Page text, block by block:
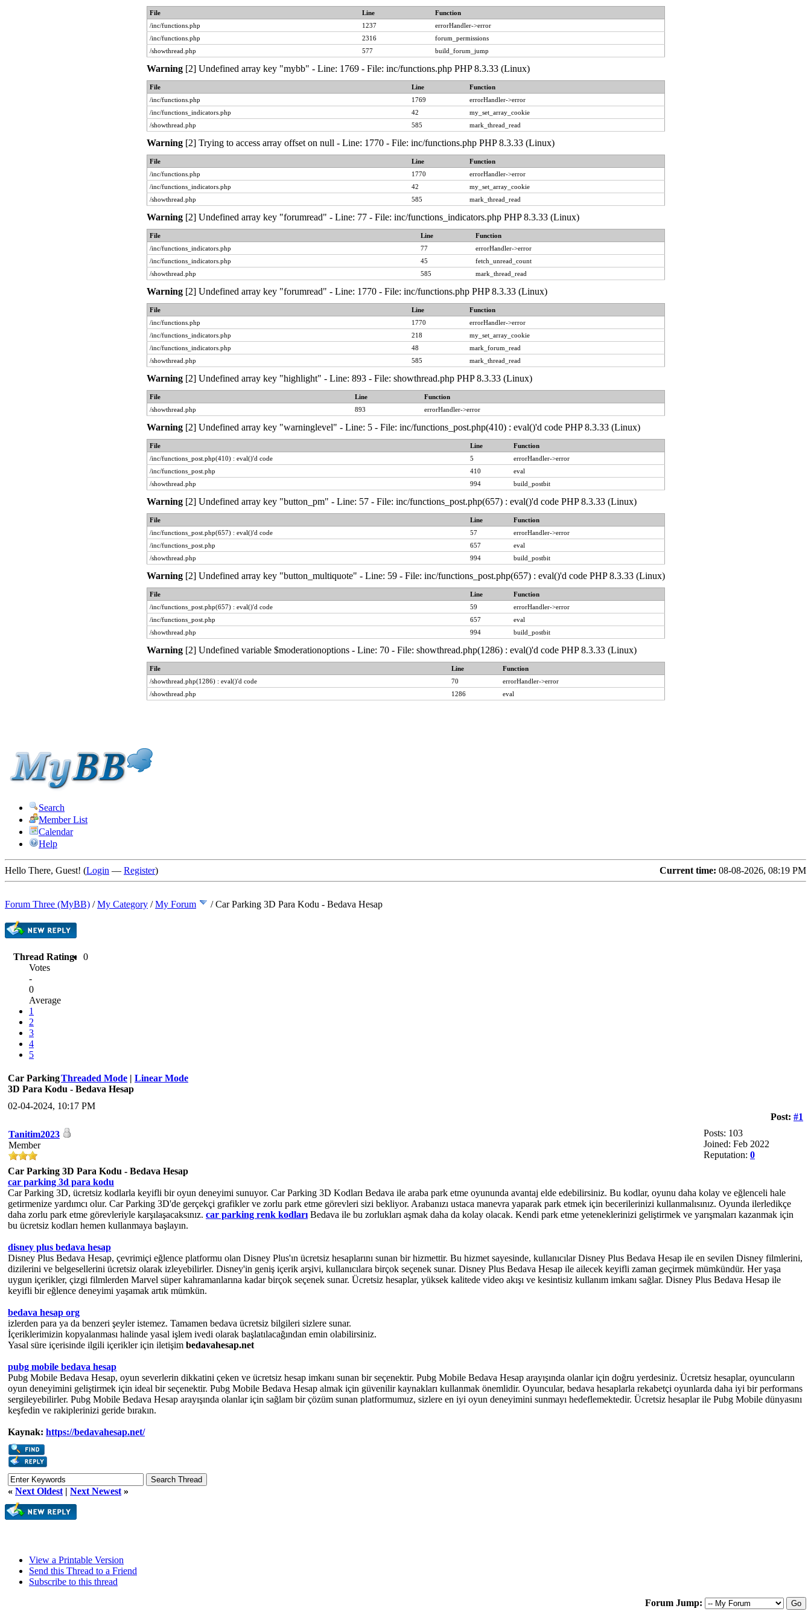
File Line
Function
/inc/functions.php
1237
errorHandler->error
/inc/functions.php
2316
forum_permissions
/showthread.php
577 build_forum_jump
Warning[2] Undefined array key "mybb" - Line: 1769 - File: inc/functions.php PHP 8.3.33 (Linux)
File Line
Function
/inc/functions.php
1769
errorHandler->error
/inc/functions_indicators.php
42
my_set_array_cookie
/showthread.php
585 mark_thread_read
Warning[2] Trying to access array offset on null - Line: 1770 - File: inc/functions.php PHP 8.3.33 (Linux)
File Line
Function
/inc/functions.php
1770
errorHandler->error
/inc/functions_indicators.php
42
my_set_array_cookie
/showthread.php
585 mark_thread_read
Warning[2] Undefined array key "forumread" - Line: 77 - File: inc/functions_indicators.php PHP 8.3.33 (Linux)
File Line
Function
/inc/functions_indicators.php
77
errorHandler->error
/inc/functions_indicators.php
45
fetch_unread_count
/showthread.php
585 mark_thread_read
Warning[2] Undefined array key "forumread" - Line: 1770 - File: inc/functions.php PHP 8.3.33 (Linux)
File Line
Function
/inc/functions.php
1770
errorHandler->error
/inc/functions_indicators.php
218
my_set_array_cookie
/inc/functions_indicators.php
48
mark_forum_read
/showthread.php
585 mark_thread_read
Warning[2] Undefined array key "highlight" - Line: 893 - File: showthread.php PHP 8.3.33 (Linux)
File Line
Function
/showthread.php
893 errorHandler->error
Warning[2] Undefined array key "warninglevel" - Line: 5 - File: inc/functions_post.php(410) : eval()'d code PHP 8.3.33 (Linux)
File Line
Function
/inc/functions_post.php(410) : eval()'d code
5
errorHandler->error
/inc/functions_post.php
410
eval
/showthread.php
994 build_postbit
Warning[2] Undefined array key "button_pm" - Line: 57 - File: inc/functions_post.php(657) : eval()'d code PHP 8.3.33 (Linux)
File Line
Function
/inc/functions_post.php(657) : eval()'d code
57
errorHandler->error
/inc/functions_post.php
657
eval
/showthread.php
994 build_postbit
Warning[2] Undefined array key "button_multiquote" - Line: 59 - File: inc/functions_post.php(657) : eval()'d code PHP 8.3.33 (Linux)
File Line
Function
/inc/functions_post.php(657) : eval()'d code
59
errorHandler->error
/inc/functions_post.php
657
eval
/showthread.php
994 build_postbit
Warning[2] Undefined variable $moderationoptions - Line: 70 - File: showthread.php(1286) : eval()'d code PHP 8.3.33 (Linux)
File Line
Function
/showthread.php(1286) : eval()'d code
70
errorHandler->error
/showthread.php
1286 eval
Search
Member List
Calendar
Help
Current time: 08-08-2026, 08:19 PM
Hello There, Guest! (Login — Register)
Forum Three (MyBB) /My Category /My Forum /Car Parking 3D Para Kodu - Bedava Hesap
Thread Rating:
0
Votes
-
0
Average
1
2
3
4
5
Threaded Mode | Linear Mode
Car Parking
3D Para Kodu - Bedava Hesap
02-04-2024, 10:17 PM
Post: #1
Tanitim2023
Member
Posts: 103
Joined: Feb 2022
Reputation: 0
Car Parking 3D Para Kodu - Bedava Hesap
car parking 3d para kodu
Car Parking 3D, ücretsiz kodlarla keyifli bir oyun deneyimi sunuyor. Car Parking 3D Kodları Bedava ile araba park etme oyununda avantaj elde edebilirsiniz. Bu kodlar, oyunu daha kolay ve eğlenceli hale
getirmenize yardımcı olur. Car Parking 3D'de gerçekçi grafikler ve zorlu park etme görevleri sizi bekliyor. Arabanızı ustaca manevra yaparak park etmek için becerilerinizi kullanmalısınız. Oyunda ilerledikçe
daha zorlu park etme görevleriyle karşılaşacaksınız. car parking renk kodları Bedava ile bu zorlukları aşmak daha da kolay olacak. Kendi park etme yeteneklerinizi geliştirmek ve yarışmaları kazanmak için
bu ücretsiz kodları hemen kullanmaya başlayın.
disney plus bedava hesap
Disney Plus Bedava Hesap, çevrimiçi eğlence platformu olan Disney Plus'ın ücretsiz hesaplarını sunan bir hizmettir. Bu hizmet sayesinde, kullanıcılar Disney Plus Bedava Hesap ile en sevilen Disney filmlerini,
dizilerini ve belgesellerini ücretsiz olarak izleyebilirler. Disney'in geniş içerik arşivi, kullanıcılara birçok seçenek sunar. Disney Plus Bedava Hesap ile ailecek keyifli zaman geçirmek mümkündür. Her yaşa
uygun içerikler, çizgi filmlerden Marvel süper kahramanlarına kadar birçok seçenek sunar. Ücretsiz hesaplar, yüksek kalitede video akışı ve kesintisiz kullanım imkanı sağlar. Disney Plus Bedava Hesap ile
keyifli bir eğlence deneyimi yaşamak artık mümkün.
bedava hesap org
izlerden para ya da benzeri şeyler istemez. Tamamen bedava ücretsiz bilgileri sizlere sunar.
İçeriklerimizin kopyalanması halinde yasal işlem ivedi olarak başlatılacağından emin olabilirsiniz.
Yasal süre içerisinde ilgili içerikler için iletişim bedavahesap.net
pubg mobile bedava hesap
Pubg Mobile Bedava Hesap, oyun severlerin dikkatini çeken ve ücretsiz hesap imkanı sunan bir seçenektir. Pubg Mobile Bedava Hesap arayışında olanlar için doğru yerdesiniz. Ücretsiz hesaplar, oyuncuların
oyun deneyimini geliştirmek için ideal bir seçenektir. Pubg Mobile Bedava Hesap almak için güvenilir kaynakları kullanmak önemlidir. Oyuncular, bedava hesaplarla rekabetçi oyunlarda daha iyi bir performans
sergileyebilirler. Pubg Mobile Bedava Hesap arayışında olanlar için sağlam bir çözüm sunan platformumuz, sizlere en iyi oyun deneyimini sunmayı hedeflemektedir. Ücretsiz hesaplar ile Pubg Mobile dünyasını
keşfedin ve rakiplerinizi geride bırakın.
Kaynak: https://bedavahesap.net/
« Next Oldest | Next Newest »
View a Printable Version
Send this Thread to a Friend
Subscribe to this thread
Forum Jump: